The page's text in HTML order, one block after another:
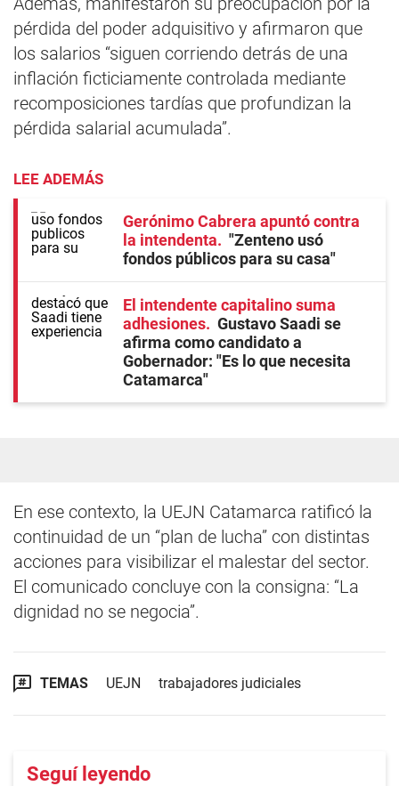
pérdida del poder adquisitivo y afirmaron que
los salarios “siguen corriendo detrás de una
inflación ficticiamente controlada mediante
recomposiciones tardías que profundizan la
pérdida salarial acumulada”.
LEE ADEMÁS
Gerónimo Cabrera apuntó contra
la intendenta
"Zenteno usó
fondos públicos para su casa"
El intendente capitalino suma
adhesiones
Gustavo Saadi se
afirma como candidato a
Gobernador: "Es lo que necesita
Catamarca"
En ese contexto, la UEJN Catamarca ratificó la
continuidad de un “plan de lucha” con distintas
acciones para visibilizar el malestar del sector.
El comunicado concluye con la consigna: “La
dignidad no se negocia”.
TEMAS UEJN trabajadores judiciales
Seguí leyendo